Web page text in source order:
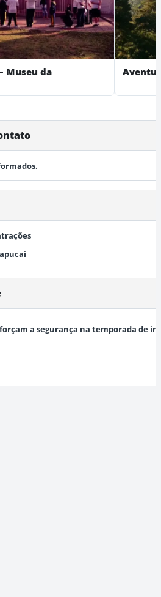
Museu da
a segurança na temporada de